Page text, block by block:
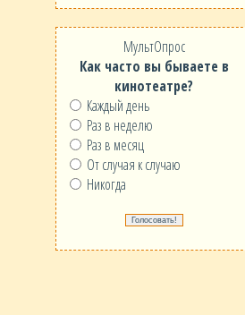
МультОпрос
Как часто вы бываете в
кинотеатре?
Каждый день
Раз в неделю
Раз в месяц
От случая к случаю
Никогда